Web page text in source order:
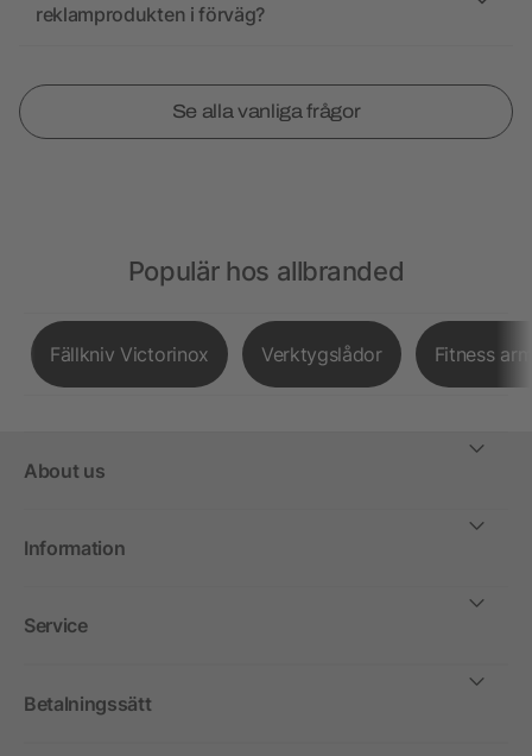
reklamprodukten i förväg?
Se alla vanliga frågor
Populär hos allbranded
Fällkniv Victorinox Verktygslådor Fitness
About us
Information
Service
Betalningssätt